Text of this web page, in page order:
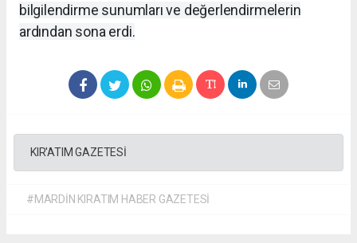
bilgilendirme sunumları ve değerlendirmelerin
ardından sona erdi.
KIR'ATIM GAZETESİ
#MARDİN KIRATIM HABER GAZETESİ